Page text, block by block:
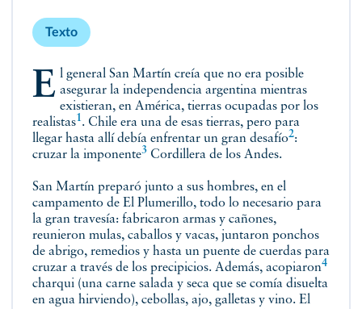
Texto
El general San Martín creía que no era posible asegurar la independencia argentina mientras
existieran, en América, tierras ocupadas por los
realistas1. Chile era una de esas tierras, pero para
llegar hasta allí debía enfrentar un gran desafío2:
cruzar la imponente3 Cordillera de los Andes.
San Martín preparó junto a sus hombres, en el
campamento de El Plumerillo, todo lo necesario para
la gran travesía: fabricaron armas y cañones,
reunieron mulas, caballos y vacas, juntaron ponchos
de abrigo, remedios y hasta un puente de cuerdas para
cruzar a través de los precipicios. Además, acopiaron4
charqui (una carne salada y seca que se comía disuelta
en agua hirviendo), cebollas, ajo, galletas y vino. El